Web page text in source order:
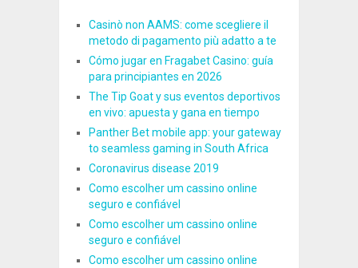
Casinò non AAMS: come scegliere il
metodo di pagamento più adatto a te
Cómo jugar en Fragabet Casino: guía
para principiantes en 2026
The Tip Goat y sus eventos deportivos
en vivo: apuesta y gana en tiempo
Panther Bet mobile app: your gateway
to seamless gaming in South Africa
Coronavirus disease 2019
Como escolher um cassino online
seguro e confiável
Como escolher um cassino online
seguro e confiável
Como escolher um cassino online